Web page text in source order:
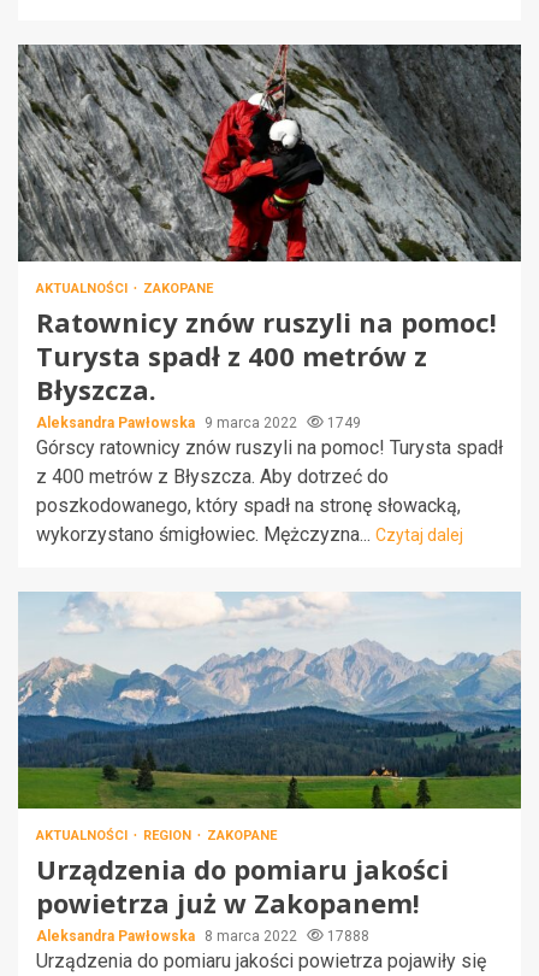
AKTUALNOŚCI ZAKOPANE
Ratownicy znów ruszyli na pomoc!
Turysta spadł z 400 metrów z
Błyszcza.
Aleksandra Pawłowska 9 marca 2022 1749
Górscy ratownicy znów ruszyli na pomoc! Turysta spadł
z 400 metrów z Błyszcza. Aby dotrzeć do
poszkodowanego, który spadł na stronę słowacką,
wykorzystano śmigłowiec. Mężczyzna... Czytaj dalej
AKTUALNOŚCI REGION ZAKOPANE
Urządzenia do pomiaru jakości
powietrza już w Zakopanem!
Aleksandra Pawłowska 8 marca 2022 17888
Urządzenia do pomiaru jakości powietrza pojawiły się